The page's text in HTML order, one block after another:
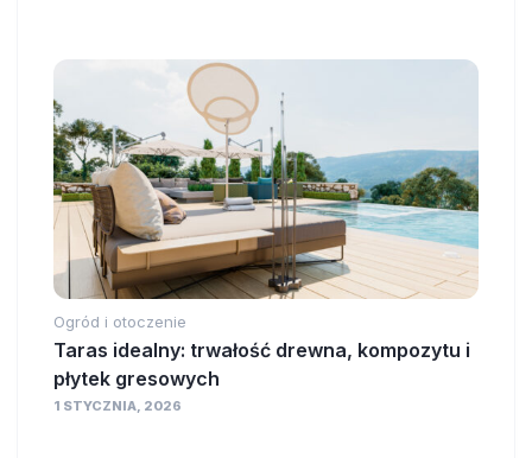
Ogród i otoczenie
Taras idealny: trwałość drewna, kompozytu i
płytek gresowych
1 STYCZNIA, 2026